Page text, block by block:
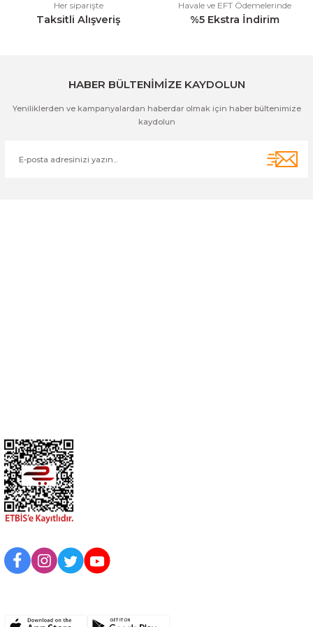
Her siparişte
Taksitli Alışveriş
Havale ve EFT Ödemelerinde
%5 Ekstra İndirim
HABER BÜLTENİMİZE KAYDOLUN
Yeniliklerden ve kampanyalardan haberdar olmak için haber bültenimize
kaydolun